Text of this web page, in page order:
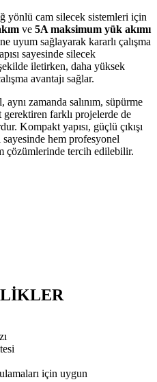
yönlü cam silecek sistemleri için
ve 5A maksimum yük akımı
uyum sağlayarak kararlı çalışma
sayesinde silecek
iletirken, daha yüksek
avantajı sağlar.
zamanda salınım, süpürme
farklı projelerde de
Kompakt yapısı, güçlü çıkışı
hem profesyonel
çözümlerinde tercih edilebilir.
için uygun